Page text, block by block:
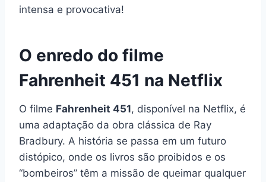
intensa e provocativa!
O enredo do filme
Fahrenheit 451 na Netflix
O filme Fahrenheit 451, disponível na Netflix, é
uma adaptação da obra clássica de Ray
Bradbury. A história se passa em um futuro
distópico, onde os livros são proibidos e os
“bombeiros” têm a missão de queimar qualquer